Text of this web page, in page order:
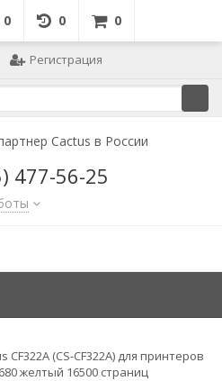
0 0 0
Регистрация
477-56-25
(CS-CF322A) для принтеров
желтый 16500 страниц